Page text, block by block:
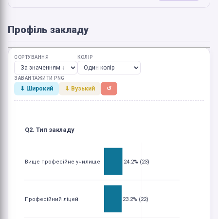
Профіль закладу
СОРТУВАННЯ КОЛІР
ЗАВАНТАЖИТИ PNG
⬇ Широкий ⬇ Вузький ↺
24.2% (23)
23.2% (22)
Вище професійне училище
Професійний ліцей
Q2. Тип закладу